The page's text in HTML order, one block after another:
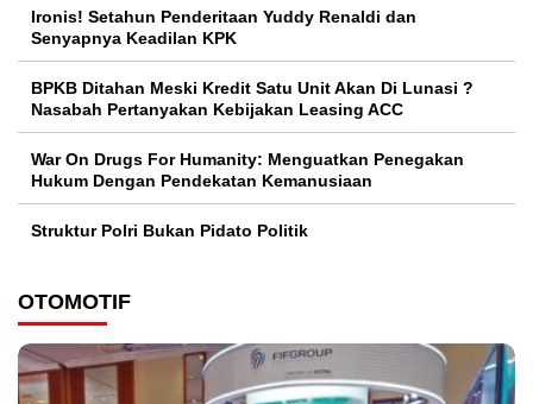
Ironis! Setahun Penderitaan Yuddy Renaldi dan
Senyapnya Keadilan KPK
BPKB Ditahan Meski Kredit Satu Unit Akan Di Lunasi ?
Nasabah Pertanyakan Kebijakan Leasing ACC
War On Drugs For Humanity: Menguatkan Penegakan
Hukum Dengan Pendekatan Kemanusiaan
Struktur Polri Bukan Pidato Politik
OTOMOTIF